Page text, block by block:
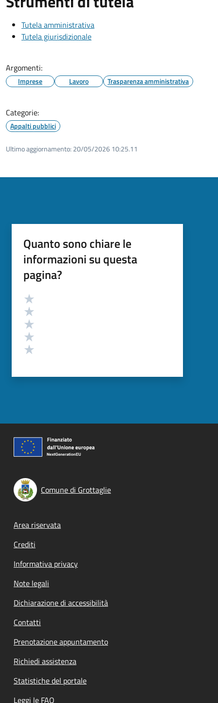
Tutela amministrativa
Tutela giurisdizionale
Argomenti:
Imprese Lavoro Trasparenza amministrativa
Categorie:
Appalti pubblici
Ultimo aggiornamento: 20/05/2026 10:25.11
Quanto sono chiare le
informazioni su questa
pagina?
Valutazione
Comune di Grottaglie
Footer menu
Area riservata
Crediti
Informativa privacy
Note legali
Dichiarazione di accessibilità
Contatti
Prenotazione appuntamento
Richiedi assistenza
Statistiche del portale
Leggi le FAQ